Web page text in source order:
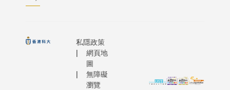
私隱政策
網頁地
圖
無障礙
瀏覽